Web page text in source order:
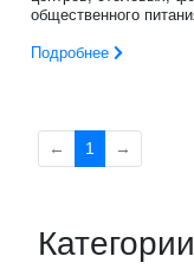
общественного
Подробнее
← 1 →